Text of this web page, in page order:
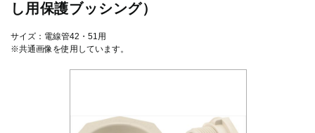
し用保護ブッシング）
サイズ：電線管42・51用
※共通画像を使用しています。